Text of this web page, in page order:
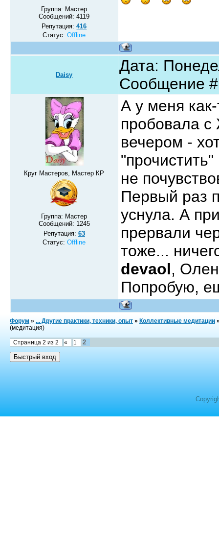
Группа: Мастер
Сообщений:4119
Репутация:416
Статус:Offline
Daisy
Дата:
Сообщение
Круг Мастеров, Мастер КР
Группа: Мастер
Сообщений: 1245
Репутация: 63
Статус:Offline
А у меня
пробовала с
вечером -
не
Первый раз
уснула. А
прервали
тоже...
devaol,
Попробую,
Форум » ... Другие практики, техники, опыт » Коллективные медитации
(медитация)
Страница 2 из 2 « 1 2